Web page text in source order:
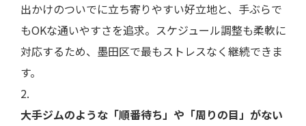
出かけのついでに立ち寄りやすい好立地と、手ぶらで
もOKな通いやすさを追求。スケジュール調整も柔軟に
対応するため、墨田区で最もストレスなく継続できま
す。
大手ジムのような「順番待ち」や「周りの目」がない